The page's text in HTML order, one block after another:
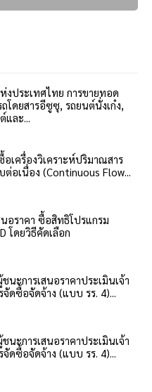
งประเทศไทย การขายทอด
โดยสารอีซูซุ, รถยนต์นั่งเก๋ง,
ละ...
เครื่องวิเคราะห์ปริมาณสาร
อเนื่อง (Continuous Flow...
อราคา ซื้อสิทธิโปรแกรม
โดยวิธีคัดเลือก
นะการเสนอราคาประเมินเจ้า
ดซื้อจัดจ้าง (แบบ รร. 4)...
นะการเสนอราคาประเมินเจ้า
ดซื้อจัดจ้าง (แบบ รร. 4)...